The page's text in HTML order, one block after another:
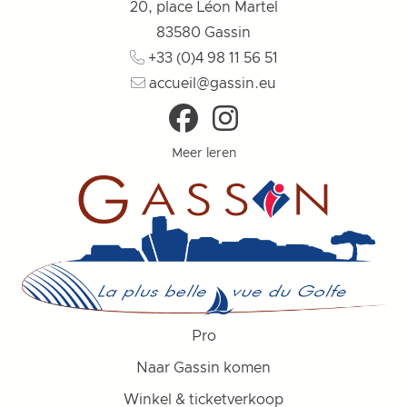
20, place Léon Martel
83580 Gassin
+33 (0)4 98 11 56 51
accueil@gassin.eu
Meer leren
Pro
Naar Gassin komen
Winkel & ticketverkoop